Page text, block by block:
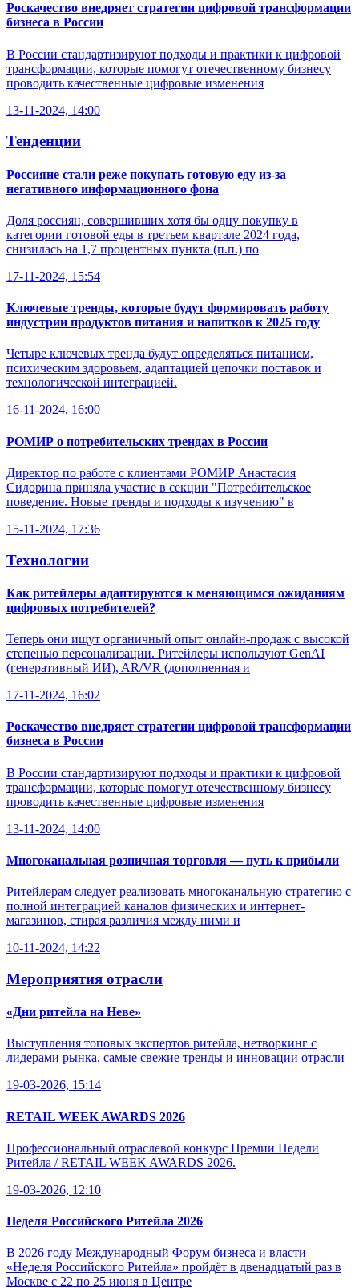
Роскачество внедряет стратегии цифровой трансформации
бизнеса в России
В России стандартизируют подходы и практики к цифровой
трансформации, которые помогут отечественному бизнесу
проводить качественные цифровые изменения
13-11-2024, 14:00
Тенденции
Россияне стали реже покупать готовую еду из-за
негативного информационного фона
Доля россиян, совершивших хотя бы одну покупку в
категории готовой еды в третьем квартале 2024 года,
снизилась на 1,7 процентных пункта (п.п.) по
17-11-2024, 15:54
Ключевые тренды, которые будут формировать работу
индустрии продуктов питания и напитков к 2025 году
Четыре ключевых тренда будут определяться питанием,
психическим здоровьем, адаптацией цепочки поставок и
технологической интеграцией.
16-11-2024, 16:00
РОМИР о потребительских трендах в России
Директор по работе с клиентами РОМИР Анастасия
Сидорина приняла участие в секции "Потребительское
поведение. Новые тренды и подходы к изучению" в
15-11-2024, 17:36
Технологии
Как ритейлеры адаптируются к меняющимся ожиданиям
цифровых потребителей?
Теперь они ищут органичный опыт онлайн-продаж с высокой
степенью персонализации. Ритейлеры используют GenAI
(генеративный ИИ), AR/VR (дополненная и
17-11-2024, 16:02
Роскачество внедряет стратегии цифровой трансформации
бизнеса в России
В России стандартизируют подходы и практики к цифровой
трансформации, которые помогут отечественному бизнесу
проводить качественные цифровые изменения
13-11-2024, 14:00
Многоканальная розничная торговля — путь к прибыли
Ритейлерам следует реализовать многоканальную стратегию с
полной интеграцией каналов физических и интернет-
магазинов, стирая различия между ними и
10-11-2024, 14:22
Мероприятия отрасли
«Дни ритейла на Неве»
Выступления топовых экспертов ритейла, нетворкинг с
лидерами рынка, самые свежие тренды и инновации отрасли
19-03-2026, 15:14
RETAIL WEEK AWARDS 2026
Профессиональный отраслевой конкурс Премии Недели
Ритейла / RETAIL WEEK AWARDS 2026.
19-03-2026, 12:10
Неделя Российского Ритейла 2026
В 2026 году Международный Форум бизнеса и власти
«Неделя Российского Ритейла» пройдёт в двенадцатый раз в
Москве с 22 по 25 июня в Центре